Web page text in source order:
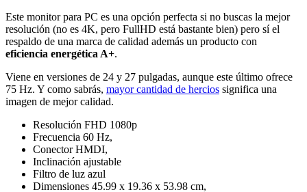
Este monitor para PC es una opción perfecta si no buscas la mejor
resolución (no es 4K, pero FullHD está bastante bien) pero sí el
respaldo de una marca de calidad además un producto con
eficiencia energética A+.
Viene en versiones de 24 y 27 pulgadas, aunque este último ofrece
75 Hz. Y como sabrás, mayor cantidad de hercios significa una
imagen de mejor calidad.
Resolución FHD 1080p
Frecuencia 60 Hz,
Conector HMDI,
Inclinación ajustable
Filtro de luz azul
Dimensiones 45.99 x 19.36 x 53.98 cm,